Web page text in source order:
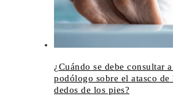
¿Cuándo se debe consultar
podólogo sobre el atasco de
dedos de los pies?